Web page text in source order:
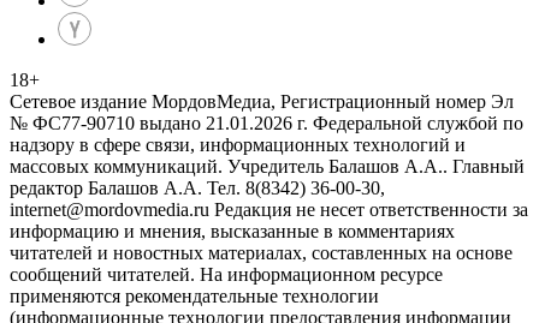
18+
Сетевое издание МордовМедиа, Регистрационный номер Эл
№ ФС77-90710 выдано 21.01.2026 г. Федеральной службой по
надзору в сфере связи, информационных технологий и
массовых коммуникаций. Учредитель Балашов А.А.. Главный
редактор Балашов А.А. Тел. 8(8342) 36-00-30,
internet@mordovmedia.ru Редакция не несет ответственности за
информацию и мнения, высказанные в комментариях
читателей и новостных материалах, составленных на основе
сообщений читателей. На информационном ресурсе
применяются рекомендательные технологии
(информационные технологии предоставления информации